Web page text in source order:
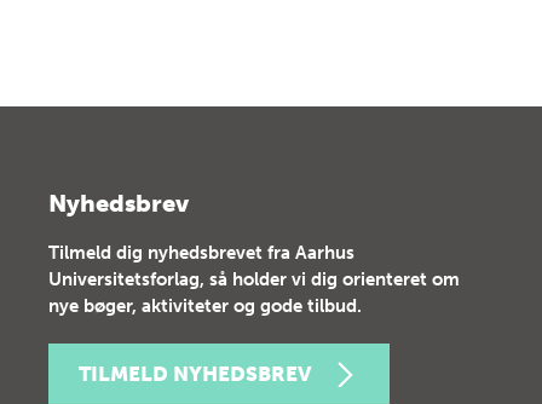
Nyhedsbrev
Tilmeld dig nyhedsbrevet fra Aarhus
Universitetsforlag, så holder vi dig orienteret om
nye bøger, aktiviteter og gode tilbud.
TILMELD NYHEDSBREV